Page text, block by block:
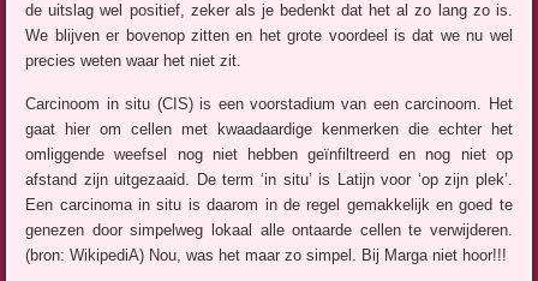
de uitslag wel positief, zeker als je bedenkt dat het al zo lang zo is.
We blijven er bovenop zitten en het grote voordeel is dat we nu wel
precies weten waar het niet zit.
Carcinoom in situ (CIS) is een voorstadium van een carcinoom. Het
gaat hier om cellen met kwaadaardige kenmerken die echter het
omliggende weefsel nog niet hebben geïnfiltreerd en nog niet op
afstand zijn uitgezaaid. De term ‘in situ’ is Latijn voor ‘op zijn plek’.
Een carcinoma in situ is daarom in de regel gemakkelijk en goed te
genezen door simpelweg lokaal alle ontaarde cellen te verwijderen.
(bron: WikipediA) Nou, was het maar zo simpel. Bij Marga niet hoor!!!